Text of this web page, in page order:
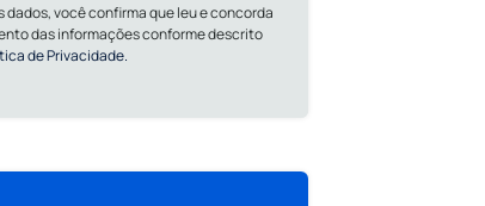
dados, você confirma que leu e concorda
das informações conforme descrito
de Privacidade.